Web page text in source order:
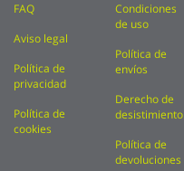
FAQ
Aviso legal
Política de
privacidad
Política de
cookies
Condiciones
de uso
Política de
envíos
Derecho de
desistimiento
Política de
devoluciones